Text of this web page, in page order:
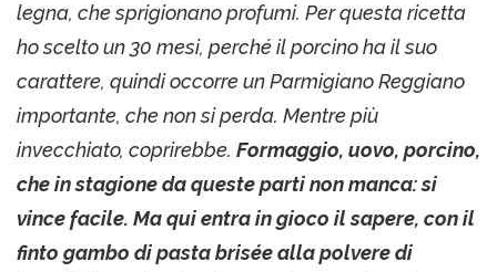
legna, che sprigionano profumi. Per questa ricetta
ho scelto un 30 mesi, perché il porcino ha il suo
carattere, quindi occorre un Parmigiano Reggiano
importante, che non si perda. Mentre più
invecchiato, coprirebbe. Formaggio, uovo, porcino,
che in stagione da queste parti non manca: si
vince facile. Ma qui entra in gioco il sapere, con il
finto gambo di pasta brisée alla polvere di